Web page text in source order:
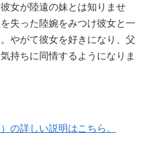
女が陸遠の妹とは知りませ
失った陸婉をみつけ彼女と一
やがて彼女を好きになり、父
持ちに同情するようになりま
の詳しい説明はこちら。